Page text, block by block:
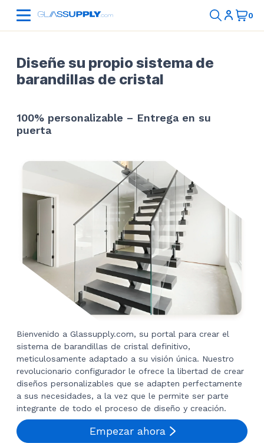
Diseñe su propio sistema de
barandillas de cristal
100% personalizable – Entrega en su
puerta
Bienvenido a Glassupply.com, su portal para crear el
sistema de barandillas de cristal definitivo,
meticulosamente adaptado a su visión única. Nuestro
revolucionario configurador le ofrece la libertad de crear
diseños personalizables que se adapten perfectamente
a sus necesidades, a la vez que le permite ser parte
integrante de todo el proceso de diseño y creación.
Empezar ahora